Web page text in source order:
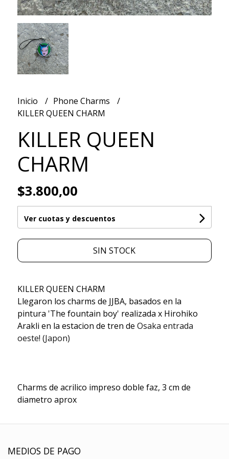
Inicio
Phone Charms
KILLER QUEEN CHARM
KILLER QUEEN
CHARM
$3.800,00
Ver cuotas y descuentos
SIN STOCK
KILLER QUEEN CHARM
Llegaron los charms de JJBA, basados en la
pintura 'The fountain boy' realizada x Hirohiko
Arakli en la estacion de tren de Osaka entrada
oeste! (Japon)
Charms de acrilico impreso doble faz, 3 cm de
diametro aprox
MEDIOS DE PAGO